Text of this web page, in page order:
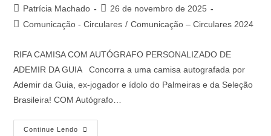
Patrícia Machado
26 de novembro de 2025
Comunicação - Circulares / Comunicação – Circulares 2024
RIFA CAMISA COM AUTÓGRAFO PERSONALIZADO DE
ADEMIR DA GUIA Concorra a uma camisa autografada por
Ademir da Guia, ex-jogador e ídolo do Palmeiras e da Seleção
Brasileira! COM Autógrafo…
Continue Lendo